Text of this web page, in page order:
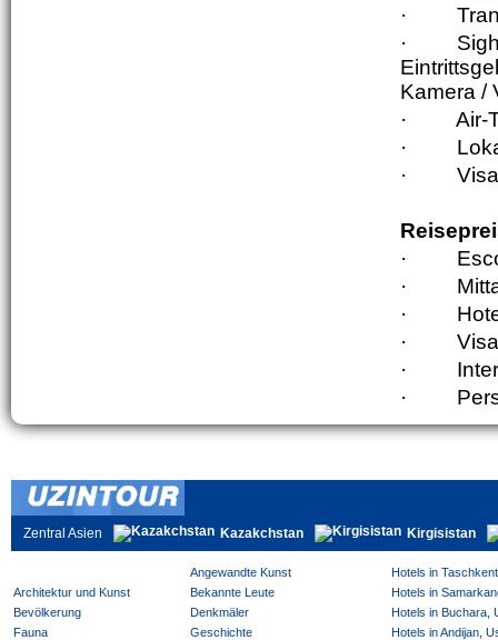
·
·
Kamera /
·
Air-
·
·
·
·
·
·
·
·
Zentral Asien Kazakchstan Kirgisistan
Angewandte Kunst
Architektur und Kunst
Bekannte Leute
Bevölkerung
Denkmäler
Fauna
Geschichte
Hotels in
Hotels in
Hotels in Buchara,
Hotels in Andijan,